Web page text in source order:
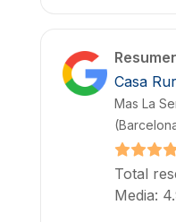
Casa
Mas La
Total
Media: